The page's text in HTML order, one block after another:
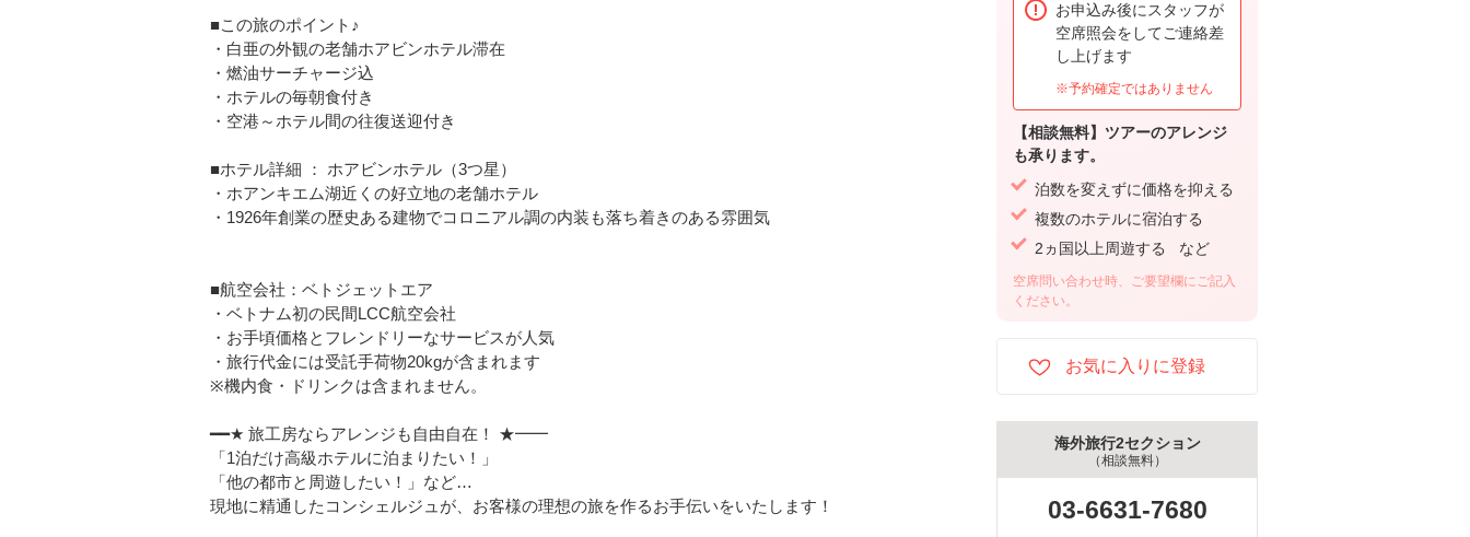
■この旅のポイント♪
・白亜の外観の老舗ホアビンホテル滞在
・燃油サーチャージ込
・ホテルの毎朝食付き
・空港～ホテル間の往復送迎付き
■ホテル詳細 ： ホアビンホテル（3つ星）
・ホアンキエム湖近くの好立地の老舗ホテル
・1926年創業の歴史ある建物でコロニアル調の内装も落ち着きのある雰囲気
■航空会社：ベトジェットエア
・ベトナム初の民間LCC航空会社
・お手頃価格とフレンドリーなサービスが人気
・旅行代金には受託手荷物20kgが含まれます
※機内食・ドリンクは含まれません。
━━★ 旅工房ならアレンジも自由自在！ ★━━
「1泊だけ高級ホテルに泊まりたい！」
「他の都市と周遊したい！」など…
現地に精通したコンシェルジュが、お客様の理想の旅を作るお手伝いをいたします！
お申込み後にスタッフが
空席照会をしてご連絡差
し上げます
※予約確定ではありません
【相談無料】ツアーのアレンジ
も承ります。
泊数を変えずに価格を抑える
複数のホテルに宿泊する
2ヵ国以上周遊する など
空席問い合わせ時、ご要望欄にご記入
ください。
海外旅行2セクション
（相談無料）
03-6631-7680